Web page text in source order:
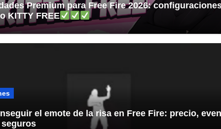
Premium para Free Fire 2026:
KITTY FREE
el emote de la risa en Free Fire: precio,